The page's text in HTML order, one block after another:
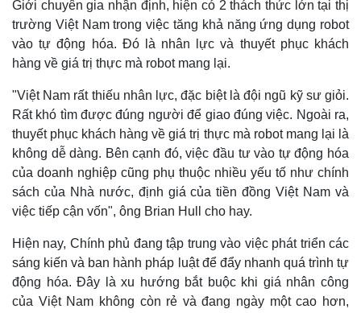
Kinh tế
Bất động sản
Khởi nghiệp
Thị trường
Tiêu dùng
Tỷ giá
Chứng khoán
Giá cà phê
Giới chuyên gia nhận định, hiện có 2 thách thức lớn tại thị
trường Việt Nam trong việc tăng khả năng ứng dụng robot
vào tự động hóa. Đó là nhân lực và thuyết phục khách
hàng về giá trị thực mà robot mang lại.
"Việt Nam rất thiếu nhân lực, đặc biệt là đội ngũ kỹ sư giỏi.
Rất khó tìm được đúng người để giao đúng việc. Ngoài ra,
thuyết phục khách hàng về giá trị thực mà robot mang lại là
không dễ dàng. Bên cạnh đó, việc đầu tư vào tự động hóa
của doanh nghiệp cũng phụ thuộc nhiều yếu tố như chính
sách của Nhà nước, định giá của tiền đồng Việt Nam và
việc tiếp cận vốn", ông Brian Hull cho hay.
Hiện nay, Chính phủ đang tập trung vào việc phát triển các
sáng kiến và ban hành pháp luật để đẩy nhanh quá trình tự
động hóa. Đây là xu hướng bắt buộc khi giá nhân công
của Việt Nam không còn rẻ và đang ngày một cao hơn,